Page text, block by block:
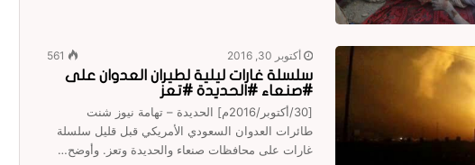
أكتوبر 30, 2016 561
سلسلة غارات ليلية لطيران العدوان على
#صنعاء #الحديدة #تعز
[30/أكتوبر/2016م] الحديدة – تهامة نيوز شنت
طائرات العدوان السعودي الأمريكي قبل قليل سلسلة
غارات على محافظات صنعاء والحديدة وتعز. وأوضح…